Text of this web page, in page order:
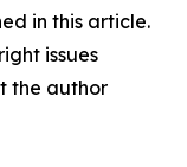
in this article.
issues
the author